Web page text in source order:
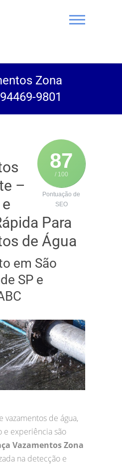
(11) 94469-
9801 |
Desentupidora
Rei do Esgoto
Zona
9801
87
/ 100
Pontuação de
SEO
–
Para
de Água
em São
SP e
vazamentos de água,
e experiência são
Vazamentos Zona
na detecção e